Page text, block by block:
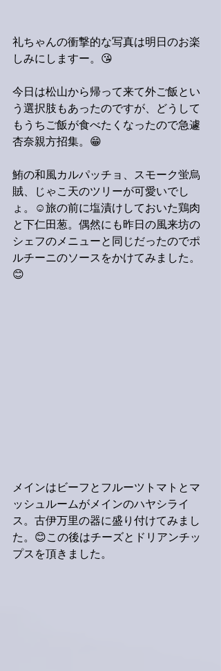
礼ちゃんの衝撃的な写真は明日のお楽
しみにしますー。😘
今日は松山から帰って来て外ご飯とい
う選択肢もあったのですが、どうして
もうちご飯が食べたくなったので急遽
杏奈親方招集。😁
鮪の和風カルパッチョ、スモーク蛍烏
賊、じゃこ天のツリーが可愛いでし
ょ。☺️旅の前に塩漬けしておいた鶏肉
と下仁田葱。偶然にも昨日の風来坊の
シェフのメニューと同じだったのでポ
ルチーニのソースをかけてみました。
😊
メインはビーフとフルーツトマトとマ
ッシュルームがメインのハヤシライ
ス。古伊万里の器に盛り付けてみまし
た。😊この後はチーズとドリアンチッ
プスを頂きました。